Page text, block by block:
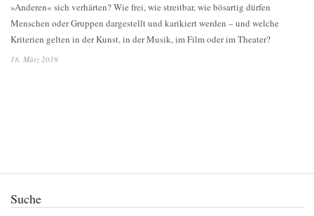
»Anderen« sich verhärten? Wie frei, wie streitbar, wie bösartig dürfen
Menschen oder Gruppen dargestellt und karikiert werden – und welche
Kriterien gelten in der Kunst, in der Musik, im Film oder im Theater?
18. März 2019
Suche